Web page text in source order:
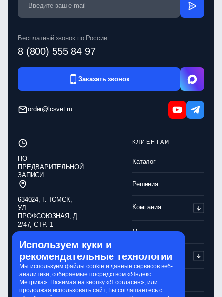
Бесплатный звонок по России
8 (800) 555 84 97
Заказать звонок
order@lcsvet.ru
КЛИЕНТАМ
Каталог
Решения
Компания
Материалы
Партнерам
Контакты
ПО
ПРЕДВАРИТЕЛЬНОЙ
ЗАПИСИ
634024, Г. ТОМСК,
УЛ.
ПРОФСОЮЗНАЯ, Д.
2/47, СТР. 1
Обработка
персональных
данных
Политика
конфиденциальности
Используем куки и
рекомендательные технологии
Мы используем файлы cookie и данные сервисов веб-
аналитики, собираемые посредством «Яндекс
Метрика». Нажимая на кнопку «Я согласен», или
продолжая использовать сайт, Вы соглашаетесь с